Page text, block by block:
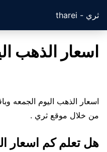
ثري - tharei
اسعار الذهب
اسعار الذهب اليوم الجمعه
من خلال موقع ثري .
هل تعلم كم اسعار